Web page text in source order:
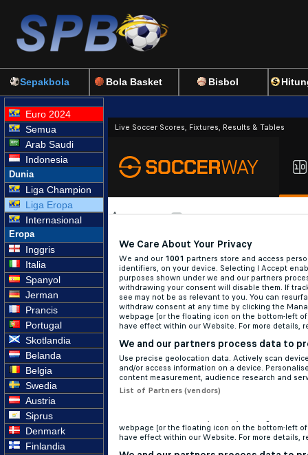
Sepakbola Bola Basket Bisbol
Euro 2024
Semua
Arab Saudi
Indonesia
Dunia
Liga Champion
Liga Eropa
Internasional
Eropa
Inggris
Italia
Spanyol
Jerman
Prancis
Portugal
Skotlandia
Belanda
Belgia
Swedia
Austria
Siprus
Denmark
Finlandia